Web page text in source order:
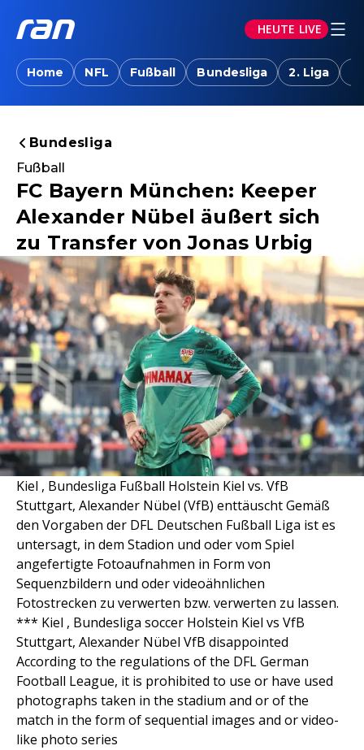
HEUTE LIVE
Home NFL Fußball Bundesliga 2. Liga
Bundesliga
Fußball
FC Bayern München: Keeper
Alexander Nübel äußert sich
zu Transfer von Jonas Urbig
Kiel , Bundesliga Fußball Holstein Kiel vs. VfB
Stuttgart, Alexander Nübel (VfB) enttäuscht Gemäß
den Vorgaben der DFL Deutschen Fußball Liga ist es
untersagt, in dem Stadion und oder vom Spiel
angefertigte Fotoaufnahmen in Form von
Sequenzbildern und oder videoähnlichen
Fotostrecken zu verwerten bzw. verwerten zu lassen.
*** Kiel , Bundesliga soccer Holstein Kiel vs VfB
Stuttgart, Alexander Nübel VfB disappointed
According to the regulations of the DFL German
Football League, it is prohibited to use or have used
photographs taken in the stadium and or of the
match in the form of sequential images and or video-
like photo series